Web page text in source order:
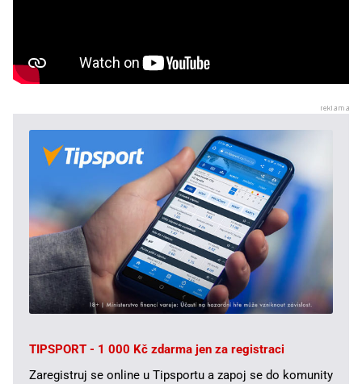
TIPSPORT - 1 000 Kč zdarma jen za registraci
Zaregistruj se online u Tipsportu a zapoj se do komunity